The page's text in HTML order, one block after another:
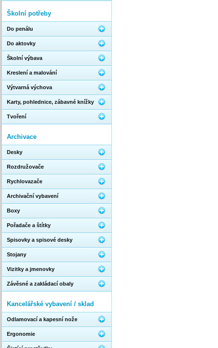
Školní potřeby
Do penálu
Do aktovky
Školní výbava
Kreslení a malování
Výtvarná výchova
Karty, pohlednice, zábavné knížky
Tvoření
Archivace
Desky
Rozdružovače
Rychlovazače
Archivační vybavení
Boxy
Pořadače a štítky
Spisovky a spisové desky
Stojany
Vizitky a jmenovky
Závěsné a zakládací obaly
Kancelářské vybavení / sklad
Odlamovací a kapesní nože
Ergonomie